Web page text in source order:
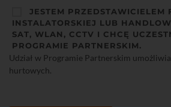
JESTEM PRZEDSTAWICIELEM
INSTALATORSKIEJ LUB
SAT, WLAN, CCTV I CHCĘ
PROGRAMIE PARTNERSKIM.
Udział w Programie Partnerskim
hurtowych.